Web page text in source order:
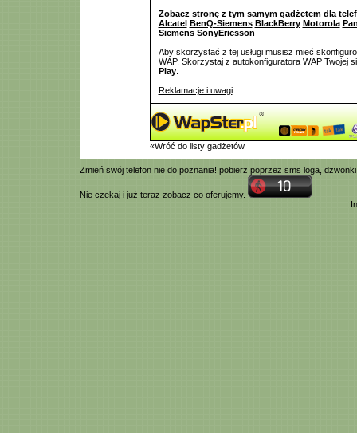
Zobacz stronę z tym samym gadżetem dla
Alcatel BenQ-Siemens BlackBerry Motorola
Siemens SonyEricsson
Aby skorzystać z tej usługi musisz mieć
WAP. Skorzystaj z autokonfiguratora WAP Twojej
Play.
Reklamacje i uwagi
«Wróć do listy gadżetów
Zmień swój telefon nie do poznania! pobierz poprzez sms loga, dzwonki
Nie czekaj i już teraz zobacz co oferujemy.